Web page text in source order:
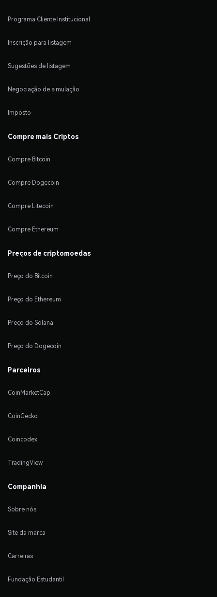
Programa Cliente Institucional
Inscrição para listagem
Sugestões de listagem
Negociação de simulação
Imposto
Compre mais Criptos
Compre Bitcoin
Compre Dogecoin
Compre Litecoin
Compre Ethereum
Preços de criptomoedas
Preço do Bitcoin
Preço do Ethereum
Preço do Solana
Preço do Dogecoin
Parceiros
CoinMarketCap
CoinGecko
Coincodex
TradingView
Companhia
Sobre nós
Site da marca
Carreiras
Fundação Estudantil